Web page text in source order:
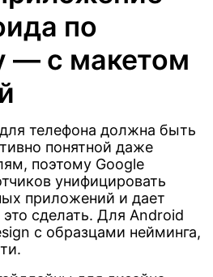
по
— с макетом
телефона должна быть
понятной даже
поэтому Google
унифицировать
приложений и дает
сделать. Для Android
с образцами нейминга,